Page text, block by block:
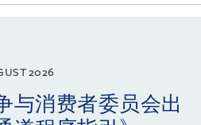
2026
与消费者委员会出